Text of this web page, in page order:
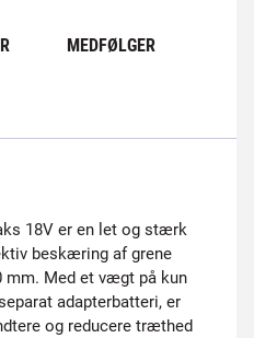
MEDFØLGER
18V er en let og stærk
beskæring af grene
mm. Med et vægt på kun
adapterbatteri, er
og reducere træthed